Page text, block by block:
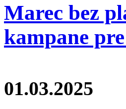
Marec bez
kampane
01.03.2025